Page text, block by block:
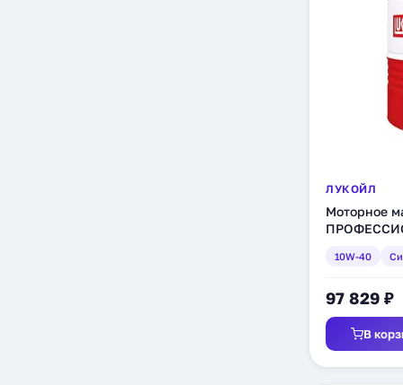
ЛУКОЙЛ
Моторное
10W-40
97 829 ₽
В